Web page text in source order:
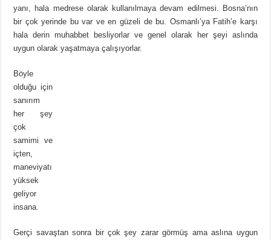
yanı, hala medrese olarak kullanılmaya devam edilmesi. Bosna’nın
bir çok yerinde bu var ve en güzeli de bu. Osmanlı’ya Fatih’e karşı
hala derin muhabbet besliyorlar ve genel olarak her şeyi aslında
uygun olarak yaşatmaya çalışıyorlar.
Böyle
olduğu için
sanırım
her şey
çok
samimi ve
içten,
maneviyatı
yüksek
geliyor
insana.
Gerçi savaştan sonra bir çok şey zarar görmüş ama aslına uygun